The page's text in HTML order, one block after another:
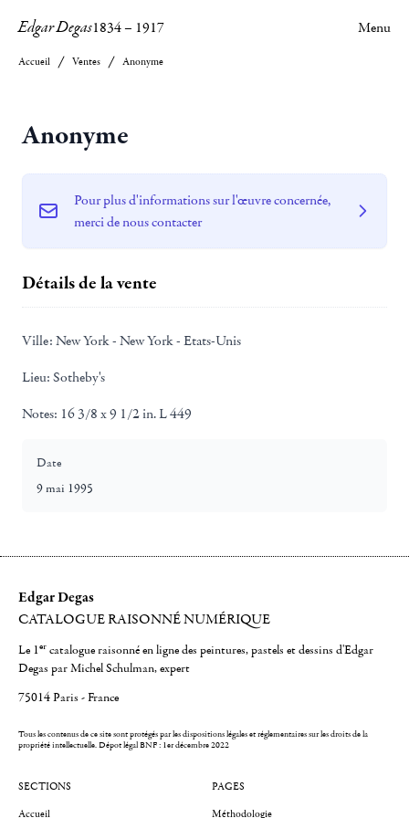
Edgar Degas1834– 1917 Menu
Accueil Ventes Anonyme
Anonyme
Pour plus d'informations sur l'œuvre concernée,
merci de nous contacter
Détails de la vente
Ville: New York - New York - Etats-Unis
Lieu: Sotheby's
Notes: 16 3/8 x 9 1/2 in. L 449
Date
9 mai 1995
Edgar Degas
CATALOGUE RAISONNÉ NUMÉRIQUE
Le 1er catalogue raisonné en ligne des peintures, pastels et dessins d'Edgar
Degas par Michel Schulman, expert
75014 Paris - France
Tous les contenus de ce site sont protégés par les dispositions légales et réglementaires sur les droits de la
propriété intellectuelle.Dépot légal BNF : 1er décembre 2022
SECTIONS
Accueil
PAGES
Méthodologie